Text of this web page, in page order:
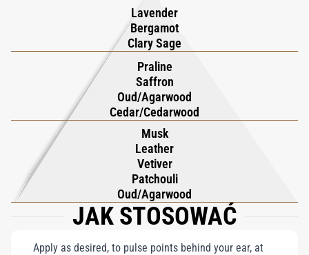
kontrast elegancji i siły. W miarę jak zapach się pogłębia,
wyłaniają się cenne drzewa i miękka skóra, zakotwiczone w
szlachetnym bogactwie drewna agarowego (oud), które dodaje
zarówno głębi, jak i świetlistości. Rezultatem jest zapach o
nienagannej równowadze – bogaty, ale powściągliwy, mocny, ale
pełen wdzięku. Haltane ucieleśnia ducha współczesnego
dżentelmena: pewnego siebie, wykształconego i niewymownie
eleganckiego. To zmysłowa podróż, która wykracza poza czas i
celebruje trwałą sztukę doskonałego perfumiarstwa.
Lavender
Bergamot
Clary Sage
Praline
Saffron
Oud/Agarwood
Cedar/Cedarwood
Musk
Leather
Vetiver
Patchouli
Oud/Agarwood
JAK STOSOWAĆ
Apply as desired, to pulse points behind your ear, at